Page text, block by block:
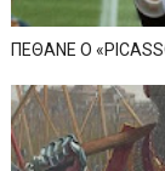
ΠΕΘΑΝΕ Ο